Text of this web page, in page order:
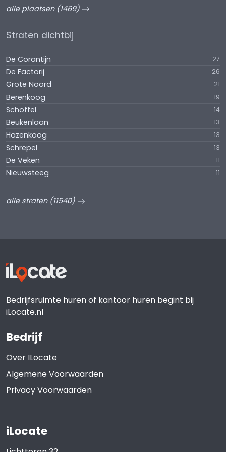
alle plaatsen (1469)
Straten dichtbij
De Corantijn 27
De Factorij 26
Grote Noord 21
Berenkoog 19
Schoffel 14
Beukenlaan 13
Hazenkoog 13
Schrepel 13
De Veken 11
Nieuwsteeg 11
alle straten (11540)
Bedrijfsruimte huren of kantoor huren begint bij
iLocate.nl
Bedrijf
Over ILocate
Algemene Voorwaarden
Privacy Voorwaarden
iLocate